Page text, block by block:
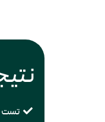
تست